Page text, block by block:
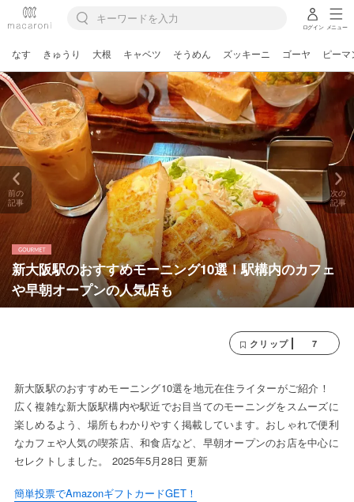
ログイン メニュー
なす きゅうり 大根 キャベツ そうめん ズッキーニ ゴーヤ ピーマ
新大阪駅のおすすめモーニング10選！駅構内のカフェ
や早朝オープンの人気店も
前の
記事
次の
記事
クリップ 7
新大阪駅のおすすめモーニング10選を地元在住ライターがご紹介！
広く複雑な新大阪駅構内や駅近でお目当てのモーニングをスムーズに
楽しめるよう、場所もわかりやすく掲載しています。おしゃれで便利
なカフェや人気の喫茶店、和食店など、早朝オープンのお店を中心に
セレクトしました。 2025年5月28日 更新
簡単投票でAmazonギフトカードGET！